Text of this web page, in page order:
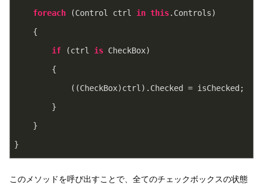
foreach (Control ctrl in this.Controls)
    {
if (ctrl is CheckBox)
        {
            ((CheckBox)ctrl).Checked = isChecked;
        }
    }
}
このメソッドを呼び出すことで、全てのチェックボックスの状態